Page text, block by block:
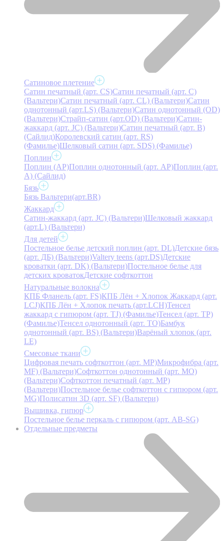
Сатиновое плетение
Сатин печатный (арт. СS)Сатин печатный (арт. С)
(Вальтери)Сатин печатный (арт. СL) (Вальтери)Сатин
однотонный (арт.LS) (Вальтери)Сатин однотонный (OD)
(Вальтери)Страйп-сатин (арт.OD) (Вальтери)Сатин-
жаккард (арт. JC) (Вальтери)Сатин печатный (арт. В)
(Сайлид)Королевский сатин (арт. RS)
(Фамилье)Шелковый сатин (арт. SDS) (Фамилье)
Поплин
Поплин (AP)Поплин однотонный (арт. AP)Поплин (арт.
А) (Сайлид)
Бязь
Бязь Вальтери(арт.BR)
Жаккард
Сатин-жаккард (арт. JC) (Вальтери)Шелковый жаккард
(арт.L) (Вальтери)
Для детей
Постельное белье детский поплин (арт. DL)Детские бязь
(арт. ДБ) (Вальтери)Valtery teens (арт.DS)Детские
кроватки (арт. DK) (Вальтери)Постельное белье для
детских кроватокДетские софткоттон
Натуральные волокна
КПБ Фланель (арт. FS)КПБ Лён + Хлопок Жаккард (арт.
LCJ)КПБ Лён + Хлопок печать (арт.LCH)Тенсел
жаккард с гипюром (арт. TJ) (Фамилье)Тенсел (арт. ТР)
(Фамилье)Тенсел однотонный (арт. TO)Бамбук
однотонный (арт. BS) (Вальтери)Варёный хлопок (арт.
LE)
Смесовые ткани
Цифровая печать софткоттон (арт. MP)Микрофибра (арт.
MF) (Вальтери)Софткоттон однотонный (арт. MO)
(Вальтери)Софткоттон печатный (арт. MР)
(Вальтери)Постельное белье софткоттон с гипюром (арт.
MG)Полисатин 3D (арт. SF) (Вальтери)
Вышивка, гипюр
Постельное белье перкаль с гипюром (арт. AB-SG)
Отдельные предметы